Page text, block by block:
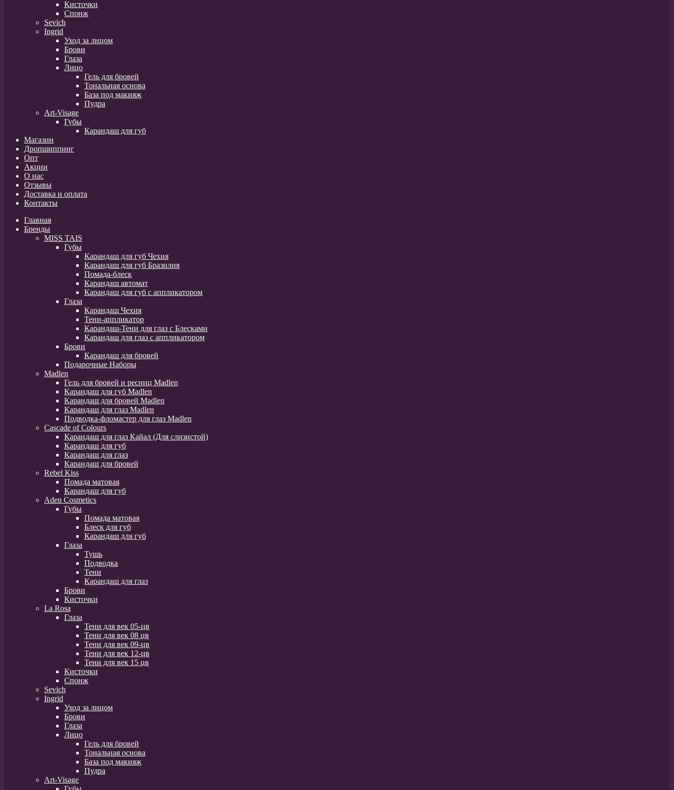
Кисточки
Спонж
Sevich
Ingrid
Уход за лицом
Брови
Глаза
Лицо
Гель для бровей
Тональная основа
База под макияж
Пудра
Art-Visage
Губы
Карандаш для губ
Магазин
Дропшиппинг
Опт
Акции
О нас
Отзывы
Доставка и оплата
Контакты
Главная
Бренды
MISS TAIS
Губы
Карандаш для губ Чехия
Карандаш для губ Бразилия
Помада-блеск
Карандаш автомат
Карандаш для губ с аппликатором
Глаза
Карандаш Чехия
Тени-аппликатор
Карандаш-Тени для глаз с Блесками
Карандаш для глаз с аппликатором
Брови
Карандаш для бровей
Подарочные Наборы
Madlen
Гель для бровей и ресниц Madlen
Карандаш для губ Madlen
Карандаш для бровей Madlen
Карандаш для глаз Madlen
Подводка-фломастер для глаз Madlen
Cascade of Colours
Карандаш для глаз Кайал (Для слизистой)
Карандаш для губ
Карандаш для глаз
Карандаш для бровей
Rebel Kiss
Помада матовая
Карандаш для губ
Aden Cosmetics
Губы
Помада матовая
Блеск для губ
Карандаш для губ
Глаза
Тушь
Подводка
Тени
Карандаш для глаз
Брови
Кисточки
La Rosa
Глаза
Тени для век 05-цв
Тени для век 08 цв
Тени для век 09-цв
Тени для век 12-цв
Тени для век 15 цв
Кисточки
Спонж
Sevich
Ingrid
Уход за лицом
Брови
Глаза
Лицо
Гель для бровей
Тональная основа
База под макияж
Пудра
Art-Visage